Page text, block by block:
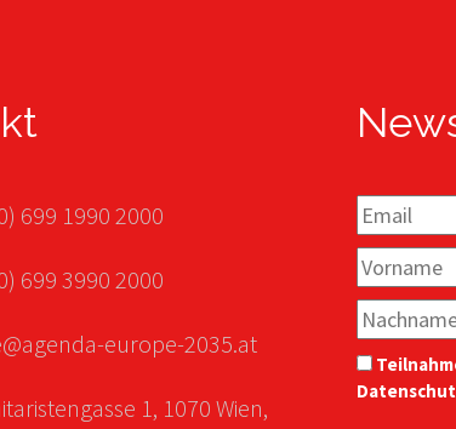
699 1990 2000
699 3990 2000
europe-2035.at
1, 1070 Wien,